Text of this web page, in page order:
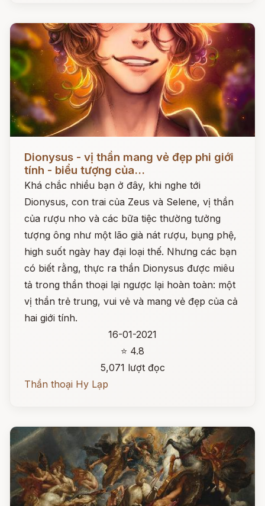
Dionysus - vị thần mang vẻ đẹp phi giới
tính - biểu tượng của...
Khá chắc nhiều bạn ở đây, khi nghe tới
Dionysus, con trai của Zeus và Selene, vị thần
của rượu nho và các bữa tiệc thường tưởng
tượng ông như một lão già nát rượu, bụng phệ,
high suốt ngày hay đại loại thế. Nhưng các bạn
có biết rằng, thực ra thần Dionysus được miêu
tả trong thần thoại lại ngược lại hoàn toàn: một
vị thần trẻ trung, vui vẻ và mang vẻ đẹp của cả
hai giới tính.
16-01-2021
⭐ 4.8
5,071 lượt đọc
Thần thoại Hy Lạp